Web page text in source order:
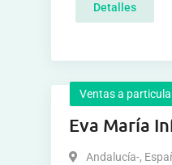
Detalles
Ventas a
Eva María
Andalucía-,